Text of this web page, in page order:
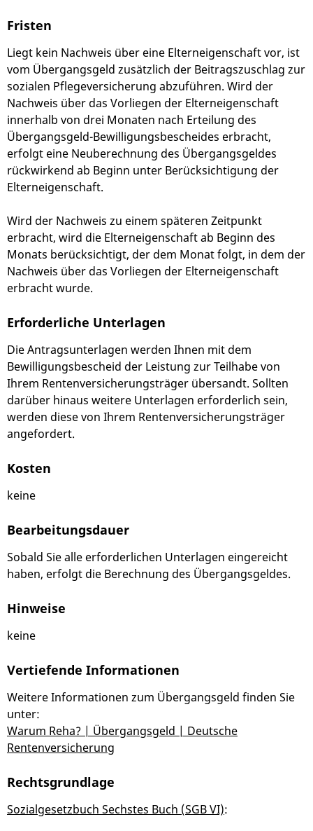
Fristen
Liegt kein Nachweis über eine Elterneigenschaft vor, ist
vom Übergangsgeld zusätzlich der Beitragszuschlag zur
sozialen Pflegeversicherung abzuführen. Wird der
Nachweis über das Vorliegen der Elterneigenschaft
innerhalb von drei Monaten nach Erteilung des
Übergangsgeld-Bewilligungsbescheides erbracht,
erfolgt eine Neuberechnung des Übergangsgeldes
rückwirkend ab Beginn unter Berücksichtigung der
Elterneigenschaft.
Wird der Nachweis zu einem späteren Zeitpunkt
erbracht, wird die Elterneigenschaft ab Beginn des
Monats berücksichtigt, der dem Monat folgt, in dem der
Nachweis über das Vorliegen der Elterneigenschaft
erbracht wurde.
Erforderliche Unterlagen
Die Antragsunterlagen werden Ihnen mit dem
Bewilligungsbescheid der Leistung zur Teilhabe von
Ihrem Rentenversicherungsträger übersandt. Sollten
darüber hinaus weitere Unterlagen erforderlich sein,
werden diese von Ihrem Rentenversicherungsträger
angefordert.
Kosten
keine
Bearbeitungsdauer
Sobald Sie alle erforderlichen Unterlagen eingereicht
haben, erfolgt die Berechnung des Übergangsgeldes.
Hinweise
keine
Vertiefende Informationen
Weitere Informationen zum Übergangsgeld finden Sie
unter:
Warum Reha? | Übergangsgeld | Deutsche
Rentenversicherung
Rechtsgrundlage
Sozialgesetzbuch Sechstes Buch (SGB VI):